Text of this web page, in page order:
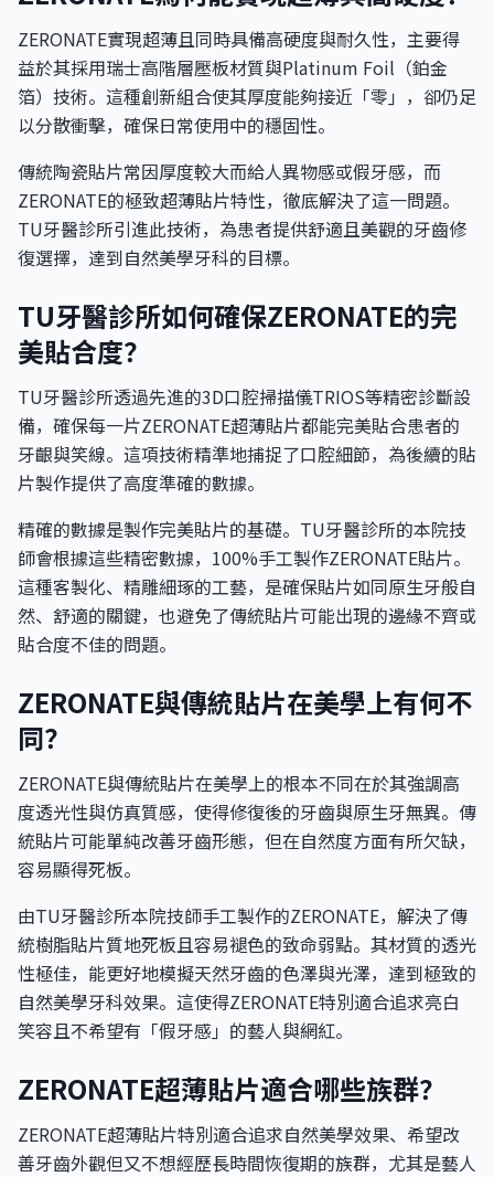
ZERONATE實現超薄且同時具備高硬度與耐久性，主要得
益於其採用瑞士高階層壓板材質與Platinum Foil（鉑金
箔）技術。這種創新組合使其厚度能夠接近「零」，卻仍足
以分散衝擊，確保日常使用中的穩固性。
傳統陶瓷貼片常因厚度較大而給人異物感或假牙感，而
ZERONATE的極致超薄貼片特性，徹底解決了這一問題。
TU牙醫診所引進此技術，為患者提供舒適且美觀的牙齒修
復選擇，達到自然美學牙科的目標。
TU牙醫診所如何確保ZERONATE的完
美貼合度？
TU牙醫診所透過先進的3D口腔掃描儀TRIOS等精密診斷設
備，確保每一片ZERONATE超薄貼片都能完美貼合患者的
牙齦與笑線。這項技術精準地捕捉了口腔細節，為後續的貼
片製作提供了高度準確的數據。
精確的數據是製作完美貼片的基礎。TU牙醫診所的本院技
師會根據這些精密數據，100%手工製作ZERONATE貼片。
這種客製化、精雕細琢的工藝，是確保貼片如同原生牙般自
然、舒適的關鍵，也避免了傳統貼片可能出現的邊緣不齊或
貼合度不佳的問題。
ZERONATE與傳統貼片在美學上有何不
同？
ZERONATE與傳統貼片在美學上的根本不同在於其強調高
度透光性與仿真質感，使得修復後的牙齒與原生牙無異。傳
統貼片可能單純改善牙齒形態，但在自然度方面有所欠缺，
容易顯得死板。
由TU牙醫診所本院技師手工製作的ZERONATE，解決了傳
統樹脂貼片質地死板且容易褪色的致命弱點。其材質的透光
性極佳，能更好地模擬天然牙齒的色澤與光澤，達到極致的
自然美學牙科效果。這使得ZERONATE特別適合追求亮白
笑容且不希望有「假牙感」的藝人與網紅。
ZERONATE超薄貼片適合哪些族群？
ZERONATE超薄貼片特別適合追求自然美學效果、希望改
善牙齒外觀但又不想經歷長時間恢復期的族群，尤其是藝人